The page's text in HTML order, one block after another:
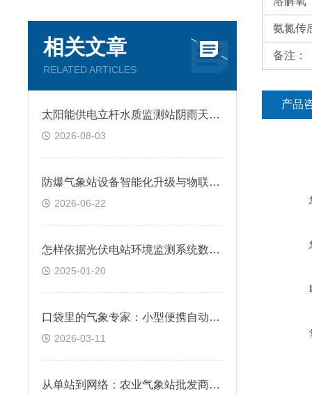
相关文章
RELATED ARTICLES
太阳能供电立杆水质监测站阴雨天如何保障持续运行？
2026-08-03
防爆气象站设备智能化升级与物联网传输技术
2026-06-22
怎样依据光伏电站环境监测系统数据选择光伏项目的建设时间?
2025-01-20
口袋里的气象专家：小型便携自动气象站，实时监测身边环境
2026-03-11
从单站到网络：农业气象站批发商如何构建农业大脑
氨氮传
备注：
产品